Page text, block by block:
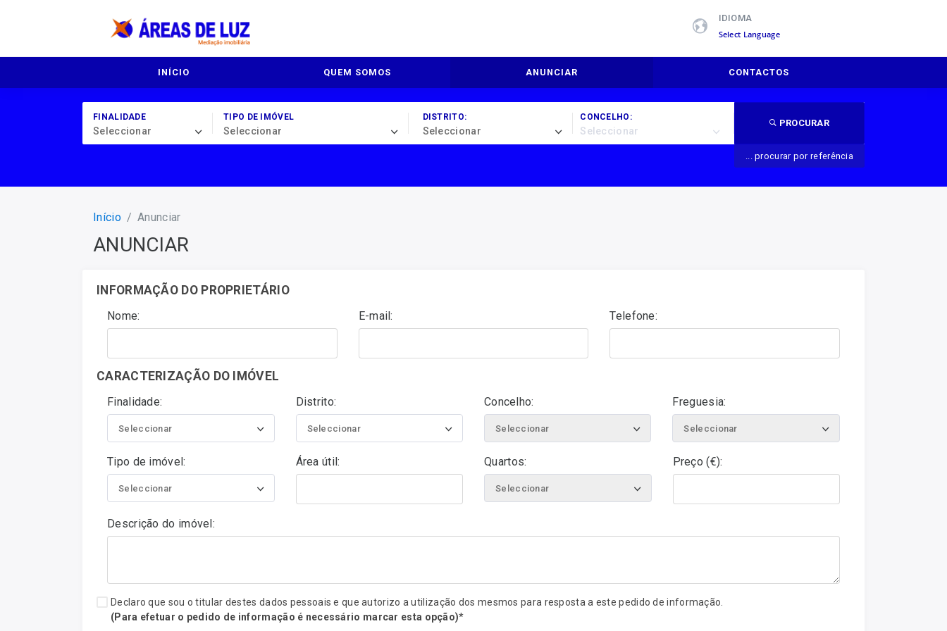
IDIOMA
Powered by
INÍCIO QUEM SOMOS ANUNCIAR CONTACTOS
FINALIDADE
Seleccionar
TIPO DE IMÓVEL
Seleccionar
DISTRITO:
Seleccionar
CONCELHO:
Seleccionar
PROCURAR
... procurar por referência
Início Anunciar
ANUNCIAR
INFORMAÇÃO DO PROPRIETÁRIO
Nome: E-mail: Telefone:
CARACTERIZAÇÃO DO IMÓVEL
Finalidade:
Seleccionar
Distrito:
Seleccionar
Concelho:
Seleccionar
Freguesia:
Seleccionar
Tipo de imóvel:
Seleccionar
Área útil: Quartos:
Seleccionar
Preço (€):
Descrição do imóvel:
Declaro que sou o titular destes dados pessoais e que autorizo a utilização dos mesmos para resposta a este pedido de informação.
(Para efetuar o pedido de informação é necessário marcar esta opção)*